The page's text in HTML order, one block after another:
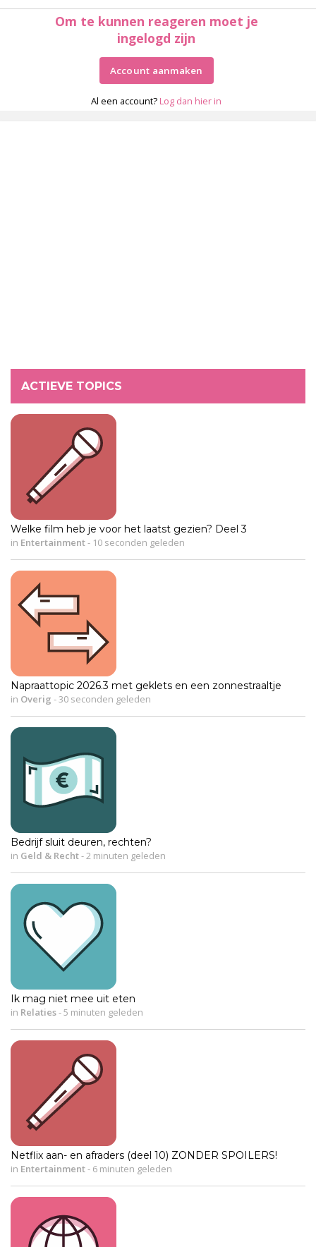
Om te kunnen reageren moet je
ingelogd zijn
Account aanmaken
Al een account? Log dan hier in
ACTIEVE TOPICS
Welke film heb je voor het laatst gezien? Deel 3
in Entertainment- 10 seconden geleden
Napraattopic 2026.3 met geklets en een zonnestraaltje
in Overig -30 seconden geleden
Bedrijf sluit deuren, rechten?
in Geld & Recht-2 minuten geleden
Ik mag niet mee uit eten
in Relaties-5 minuten geleden
Netflix aan- en afraders (deel 10) ZONDER SPOILERS!
in Entertainment- 6 minuten geleden